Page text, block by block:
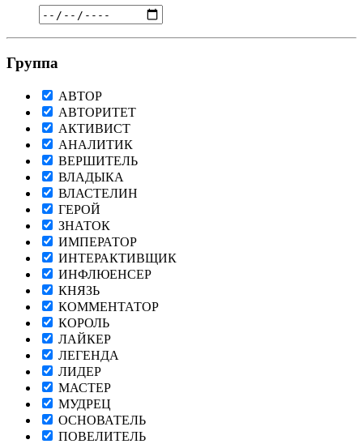
Группа
АВТОР
АВТОРИТЕТ
АКТИВИСТ
АНАЛИТИК
ВЕРШИТЕЛЬ
ВЛАДЫКА
ВЛАСТЕЛИН
ГЕРОЙ
ЗНАТОК
ИМПЕРАТОР
ИНТЕРАКТИВЩИК
ИНФЛЮЕНСЕР
КНЯЗЬ
КОММЕНТАТОР
КОРОЛЬ
ЛАЙКЕР
ЛЕГЕНДА
ЛИДЕР
МАСТЕР
МУДРЕЦ
ОСНОВАТЕЛЬ
ПОВЕЛИТЕЛЬ